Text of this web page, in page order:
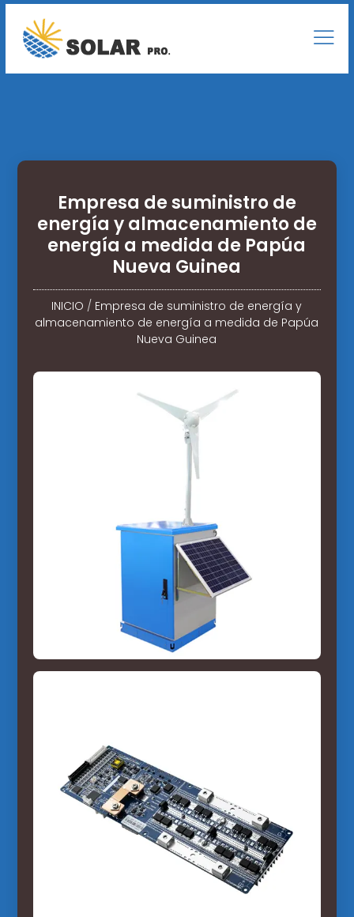
Empresa de suministro de
energía y almacenamiento de
energía a medida de Papúa
Nueva Guinea
INICIO / Empresa de suministro de energía y
almacenamiento de energía a medida de Papúa
Nueva Guinea